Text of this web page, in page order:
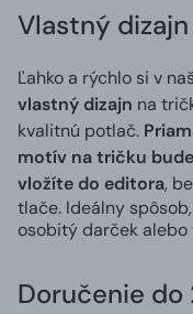
Vlastný dizajn
Ľahko a rýchlo si v
vlastný dizajn na
kvalitnú potlač.
motív na tričku
vložíte do editora,
tlače. Ideálny
osobitý darček
Doručenie do